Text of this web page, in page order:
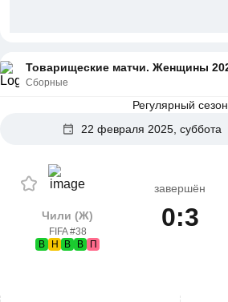
Товарищеские матчи. Женщины
Сборные
Регулярный сезон
22 февраля 2025, суббота
Чили (Ж)
FIFA #38
В
Н В В П
завершён
0:3